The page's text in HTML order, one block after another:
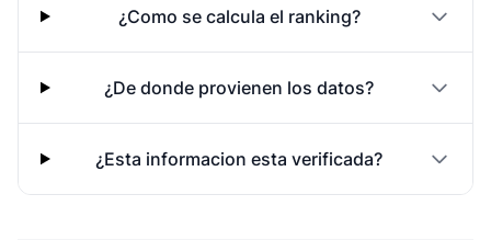
¿Como se calcula el ranking?
¿De donde provienen los datos?
¿Esta informacion esta verificada?